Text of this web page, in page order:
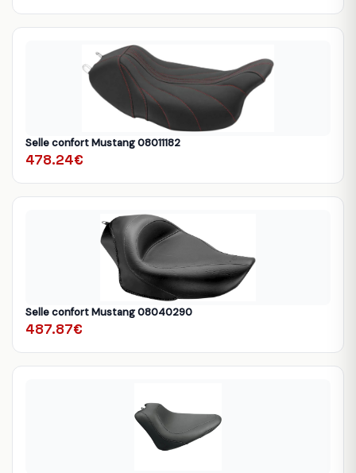
Selle confort Mustang 08011182
478.24€
Selle confort Mustang 08040290
487.87€